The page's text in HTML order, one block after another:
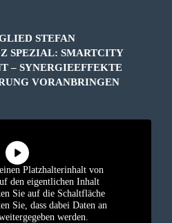
STEFAN
SPEZIAL: SMARTCITY
– SYNERGIEEFFEKTE
VORANBRINGEN
Platzhalterinhalt von
den eigentlichen Inhalt
Sie auf die Schaltfläche
Sie, dass dabei Daten an
werden.